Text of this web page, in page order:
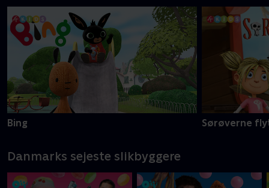
Bing Sørøverne
Danmarks sejeste slikbyggere